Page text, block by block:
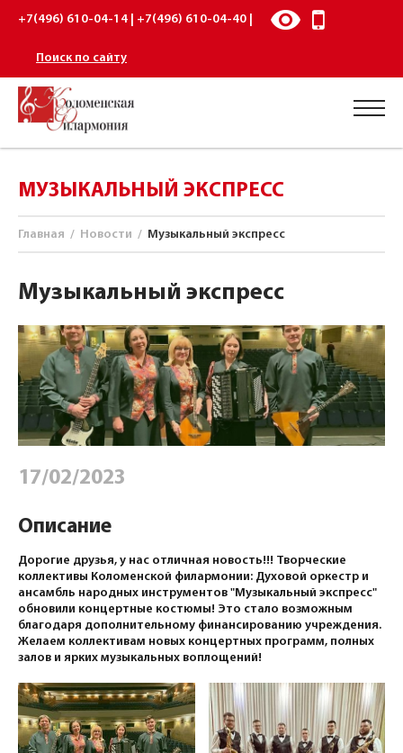
+7(496) 610-04-14 | +7(496) 610-04-40 |
Поиск по сайту
МУЗЫКАЛЬНЫЙ ЭКСПРЕСС
Главная / Новости / Музыкальный экспресс
Музыкальный экспресс
17/02/2023
Описание
Дорогие друзья, у нас отличная новость!!! Творческие
коллективы Коломенской филармонии: Духовой оркестр и
ансамбль народных инструментов "Музыкальный экспресс"
обновили концертные костюмы! Это стало возможным
благодаря дополнительному финансированию учреждения.
Желаем коллективам новых концертных программ, полных
залов и ярких музыкальных воплощений!